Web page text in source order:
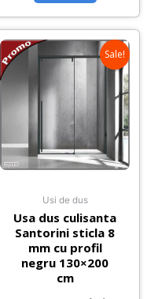
Sale!
Usi de dus
Usa dus culisanta
Santorini sticla 8
mm cu profil
negru 130×200
cm